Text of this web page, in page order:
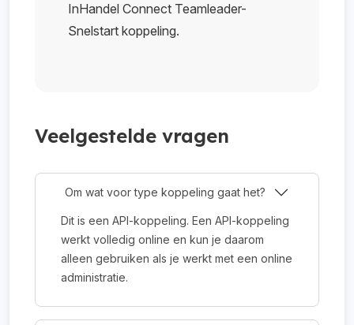
InHandel Connect Teamleader-
Snelstart koppeling.
Veelgestelde vragen
Om wat voor type koppeling gaat het?
Dit is een API-koppeling. Een API-koppeling
werkt volledig online en kun je daarom
alleen gebruiken als je werkt met een online
administratie.